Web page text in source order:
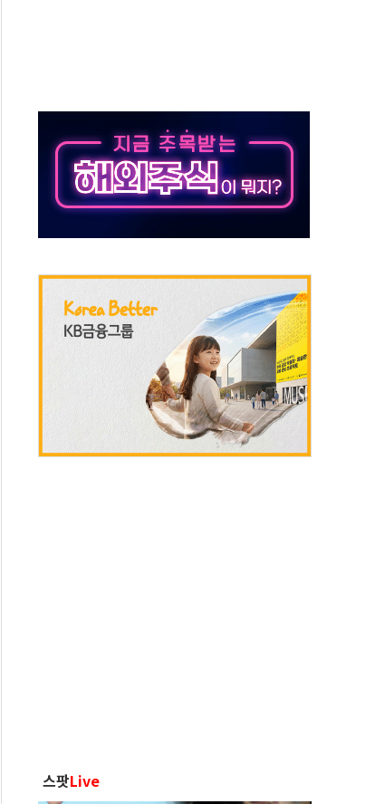
맞이…"마음 잇는 시간 되길"
되나…재상고 앞두고 막판 셈법
' 전달
로' 논란…이틀만에 철거
육요원 최대 33% 감축
대폭 감소한 9.4%↓…유통업계 양극화 심화
콜롬비아 대통령 취임식 참석
30mm 강한 비...호우 피해 없어
청년 우롱 기괴" vs 與 "송구한 해프닝"
스팟Live